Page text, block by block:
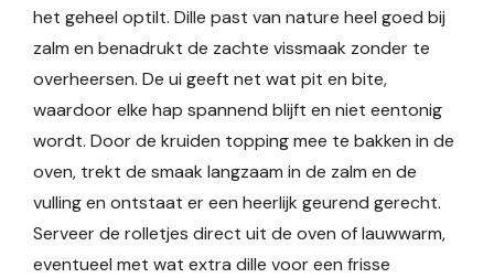
het geheel optilt. Dille past van nature heel goed bij
zalm en benadrukt de zachte vissmaak zonder te
overheersen. De ui geeft net wat pit en bite,
waardoor elke hap spannend blijft en niet eentonig
wordt. Door de kruiden topping mee te bakken in de
oven, trekt de smaak langzaam in de zalm en de
vulling en ontstaat er een heerlijk geurend gerecht.
Serveer de rolletjes direct uit de oven of lauwwarm,
eventueel met wat extra dille voor een frisse